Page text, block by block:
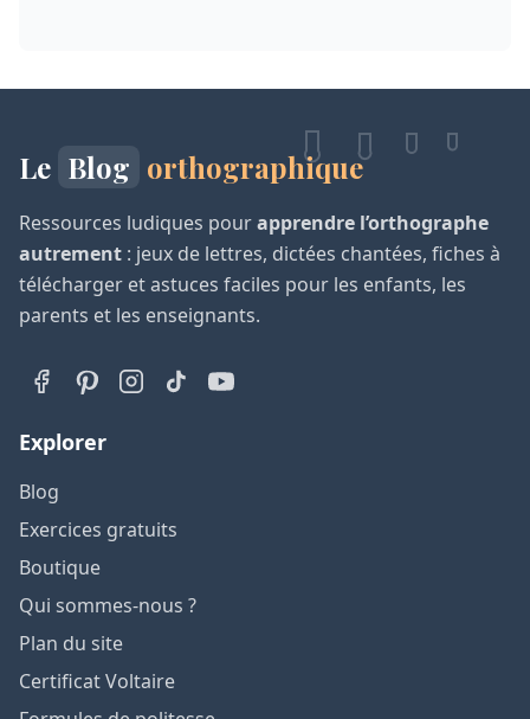
Le Blog orthographique
Ressources ludiques pourapprendre l’orthographe
autrement : jeux de lettres, dictées chantées, fiches à
télécharger et astuces faciles pour les enfants, les
parents et les enseignants.
Explorer
Blog
Exercices gratuits
Boutique
Qui sommes-nous ?
Plan du site
Certificat Voltaire